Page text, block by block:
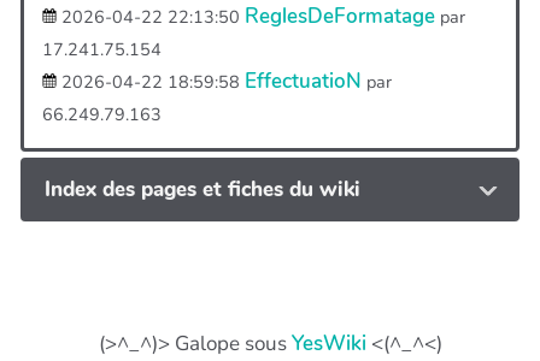
2026-04-22 22:13:50 ReglesDeFormatage par
17.241.75.154
2026-04-22 18:59:58 EffectuatioN par
66.249.79.163
Index des pages et fiches du wiki
(>^_^)> Galope sousYesWiki <(^_^<)